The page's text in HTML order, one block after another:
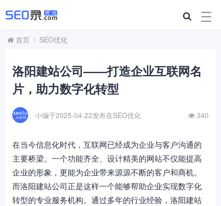
首页 SEO优化
洛阳建站公司——打造企业互联网名
片，助力数字化转型
小编于2025-04-22发布在SEO优化 340
在当今信息化时代，互联网已经成为企业与客户沟通的
主要桥梁。一个功能齐全、设计精美的网站不仅能提高
企业的形象，更能为企业带来源源不断的客户和商机。
而洛阳建站公司正是这样一个能够帮助企业实现数字化
转型的专业服务机构。通过多年的行业经验，洛阳建站